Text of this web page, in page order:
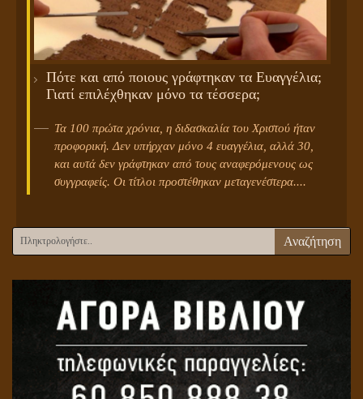
Πότε και από ποιους γράφτηκαν τα Ευαγγέλια;
Γιατί επιλέχθηκαν μόνο τα τέσσερα;
Τα 100 πρώτα χρόνια, η διδασκαλία του Χριστού ήταν
προφορική. Δεν υπήρχαν μόνο 4 ευαγγέλια, αλλά 30,
και αυτά δεν γράφτηκαν από τους αναφερόμενους ως
συγγραφείς. Οι τίτλοι προστέθηκαν μεταγενέστερα....
Αναζήτηση